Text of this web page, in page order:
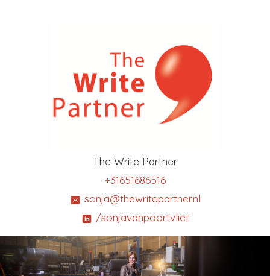
The Write Partner
+31651686516
sonja@thewritepartner.nl
/sonjavanpoortvliet